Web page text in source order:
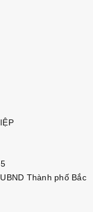
Thành phố Bắc